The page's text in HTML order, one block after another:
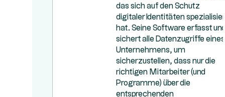
das sich auf den Schutz
digitaler Identitäten spezialisiert
hat. Seine Software erfasst und
sichert alle Datenzugriffe eines
Unternehmens, um
sicherzustellen, dass nur die
richtigen Mitarbeiter (und
Programme) über die
entsprechenden